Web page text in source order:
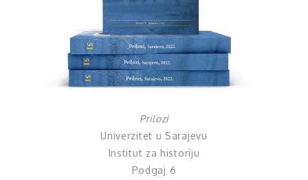
Prilozi
Univerzitet u Sarajevu
Institut za historiju
Podgaj 6